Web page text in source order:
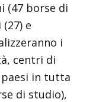
(47 borse di
e
i
centri di
paesi in tutta
di studio),